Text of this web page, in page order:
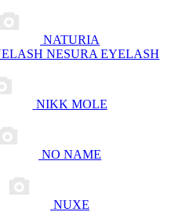
NATURIA
NESURA EYELASH
NIKK MOLE
NO NAME
NUXE